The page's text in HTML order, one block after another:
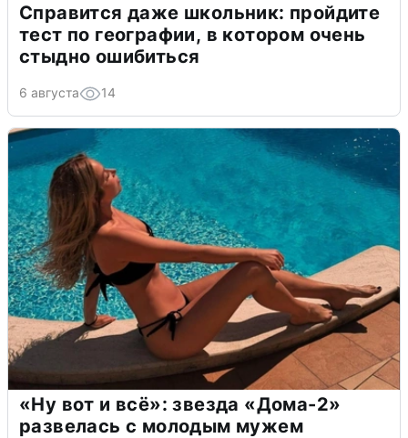
Справится даже школьник: пройдите
тест по географии, в котором очень
стыдно ошибиться
6 августа 14
«Ну вот и всё»: звезда «Дома-2»
развелась с молодым мужем